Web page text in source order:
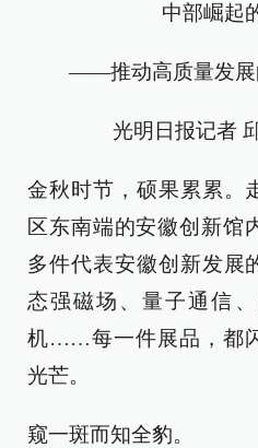
中部崛起
——推动高质量发展
光明日报记者
金秋时节，硕果累累。
区东南端的安徽创新馆
多件代表安徽创新发展
态强磁场、量子通信
机……每一件展品，都
光芒。
窥一斑而知全豹。